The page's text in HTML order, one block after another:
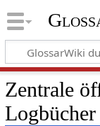
Zentrale
Logbücher